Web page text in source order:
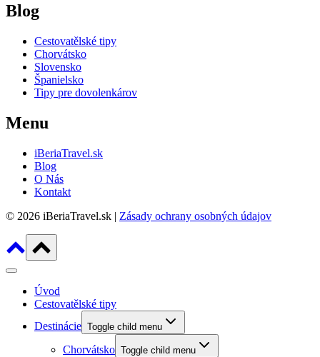
Blog
Cestovatělské tipy
Chorvátsko
Slovensko
Španielsko
Tipy pre dovolenkárov
Menu
iBeriaTravel.sk
Blog
O Nás
Kontakt
© 2026 iBeriaTravel.sk | Zásady ochrany osobných údajov
Úvod
Cestovatělské tipy
Destinácie Toggle child menu
Chorvátsko Toggle child menu